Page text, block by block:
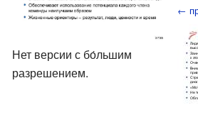
Нет версии с бо́льшим
разрешением.
←